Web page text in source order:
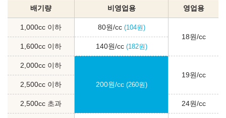
배기량 비영업용 영업용
1,000cc 이하 80원/cc (104원)
18원/cc
1,600cc 이하
140원/cc (182원)
2,000cc 이하
200원/cc (260원)
19원/cc
2,500cc 이하
2,500cc 초과 24원/cc